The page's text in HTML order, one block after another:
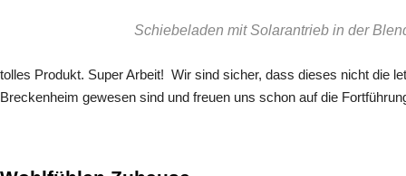
Schiebeladen mit Solarantrieb in der
tolles Produkt. Super Arbeit! Wir sind sicher, dass dieses nicht die
Breckenheim gewesen sind und freuen uns schon auf die